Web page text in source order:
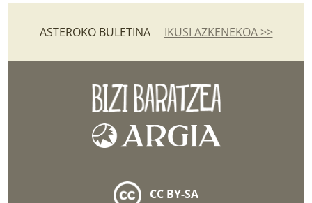
ASTEROKO BULETINA IKUSI AZKENEKOA >>
CC BY-SA